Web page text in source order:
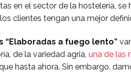
en el sector de la hostelería,
los clientes tengan una mejor
“Elaboradas a fuego lento”
de la variedad agria, una de las
hasta ahora. Sin embargo,